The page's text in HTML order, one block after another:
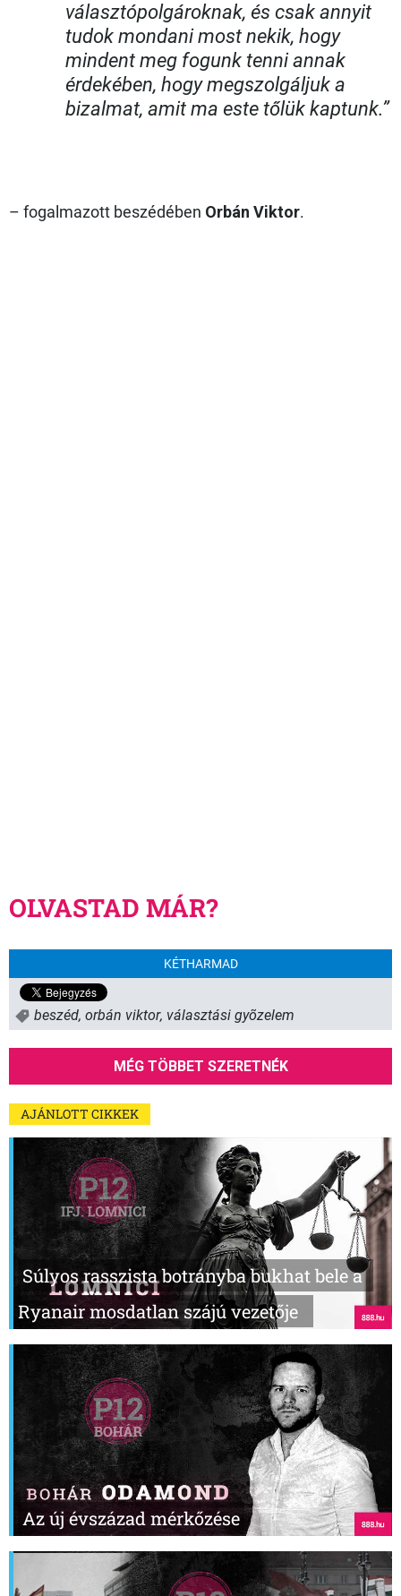
választópolgároknak, és csak annyit
tudok mondani most nekik, hogy
mindent meg fogunk tenni annak
érdekében, hogy megszolgáljuk a
bizalmat, amit ma este tőlük kaptunk.”
– fogalmazott beszédében Orbán Viktor.
OLVASTAD MÁR?
KÉTHARMAD
beszéd, orbán viktor, választási gyõzelem
MÉG TÖBBET SZERETNÉK
AJÁNLOTT CIKKEK
Súlyos rasszista botrányba bukhat bele a
Ryanair mosdatlan szájú vezetője
Az új évszázad mérkőzése